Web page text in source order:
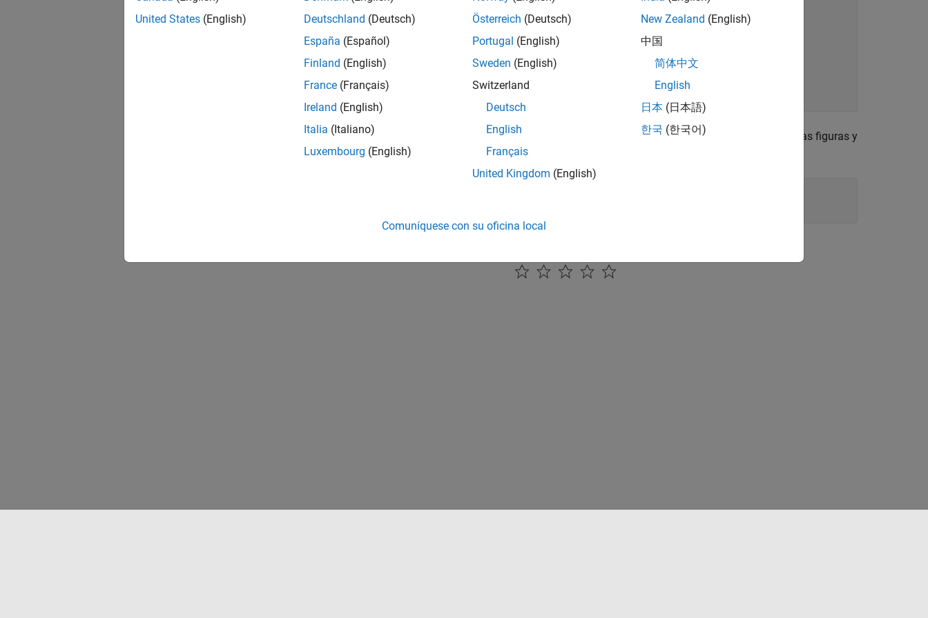
        allfigs = findobj(get(groot,
'Children' 'Type'
);
        set(allfigs,
'DeleteFcn'
        delete(allfigs)
return
A continuación, cree dos figuras y asigne la función a las propiedadesDeleteFcn
. Elimine una de las figuras y
elija una opción en el cuadro de diálogo que aparece.
United States (English)
Deutschland (Deutsch)
España (Español)
Finland (English)
France (Français)
Ireland (English)
Italia (Italiano)
Luxembourg (English)
Österreich (Deutsch)
Portugal (English)
Sweden (English)
Switzerland
Deutsch
English
Français
United Kingdom (English)
New Zealand (English)
中国
简体中文
English
日本 (日本語)
한국 (한국어)
Comuníquese con su oficina local